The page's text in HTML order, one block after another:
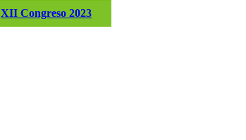
XII Congreso 2023